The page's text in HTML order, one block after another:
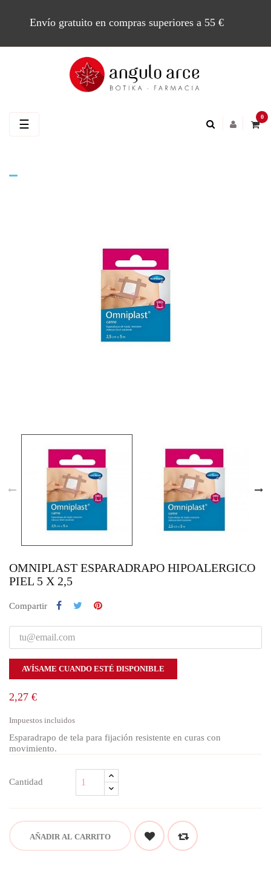
Envío gratuito en compras superiores a 55 €
0
Navegación
☰
OMNIPLAST ESPARADRAPO HIPOALERGICO
PIEL 5 X 2,5
Compartir
AVÍSAME CUANDO ESTÉ DISPONIBLE
2,27 €
Impuestos incluidos
Esparadrapo de tela para fijación resistente en curas con
movimiento.
Cantidad
AÑADIR AL CARRITO